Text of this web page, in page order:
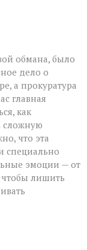
обмана, было
дело о
а прокуратура
главная
как
сложную
что эта
специально
эмоции — от
лишить